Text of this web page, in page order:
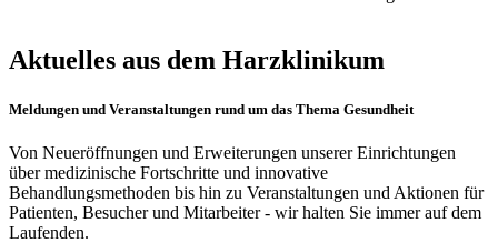
Aktuelles aus dem Harzklinikum
Meldungen und Veranstaltungen rund um das Thema Gesundheit
Von Neueröffnungen und Erweiterungen unserer Einrichtungen
über medizinische Fortschritte und innovative
Behandlungsmethoden bis hin zu Veranstaltungen und Aktionen für
Patienten, Besucher und Mitarbeiter - wir halten Sie immer auf dem
Laufenden.